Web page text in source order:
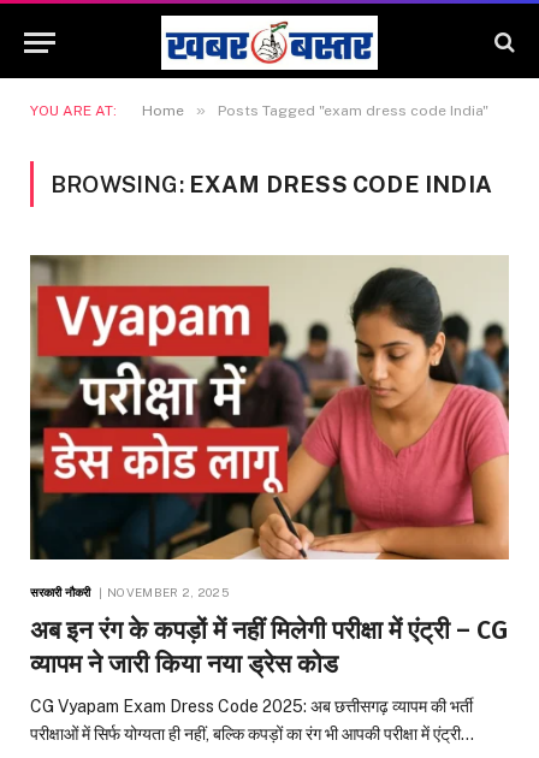
YOU ARE AT: Home » Posts Tagged "exam dress code India"
BROWSING: EXAM DRESS CODE INDIA
सरकारी नौकरी NOVEMBER 2, 2025
अब इन रंग के कपड़ों में नहीं मिलेगी परीक्षा में एंट्री – CG
व्यापम ने जारी किया नया ड्रेस कोड
CG Vyapam Exam Dress Code 2025: अब छत्तीसगढ़ व्यापम की भर्ती
परीक्षाओं में सिर्फ योग्यता ही नहीं, बल्कि कपड़ों का रंग भी आपकी परीक्षा में एंट्री…